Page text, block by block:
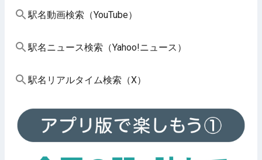
駅名動画検索（YouTube）
駅名ニュース検索（Yahoo!ニュース）
駅名リアルタイム検索（X）